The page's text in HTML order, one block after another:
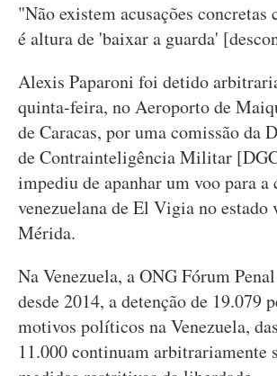
"Não existem acusações concretas
é altura de 'baixar a guarda'
Alexis Paparoni foi detido
quinta-feira, no Aeroporto de
de Caracas, por uma comissão da
de Contrainteligência Militar
impediu de apanhar um voo para a
venezuelana de El Vigia no estado
Mérida.
Na Venezuela, a ONG Fórum
desde 2014, a detenção de 19.079
motivos políticos na Venezuela,
11.000 continuam arbitrariamente